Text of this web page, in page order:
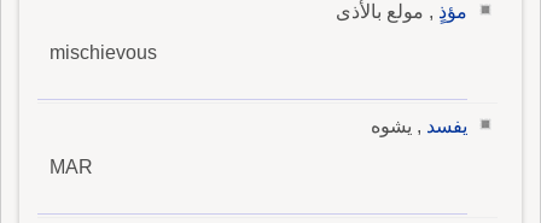
مؤذٍ , مولع بالأذى
mischievous
يفسد , يشوه
MAR